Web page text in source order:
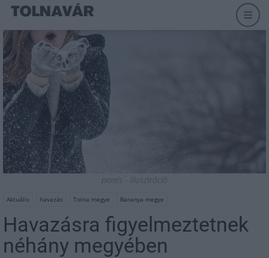
pexels - illusztráció
Aktuális havazás Tolna megye Baranya megye
Havazásra figyelmeztetnek
néhány megyében